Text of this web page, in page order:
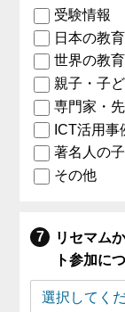
受験情報
日本の教
世界の教
親子・子
専門家・
ICT活用事
著名人の
その他
リセマム
ト参加に